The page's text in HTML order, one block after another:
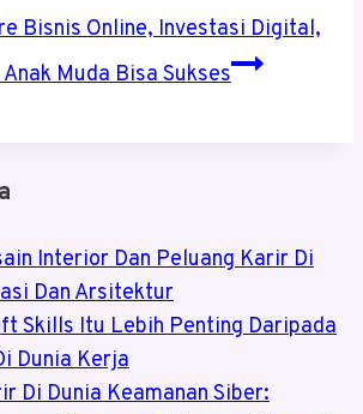
Bisnis Online, Investasi Digital,
Anak Muda Bisa Sukses
Interior Dan Peluang Karir Di
Dan Arsitektur
Skills Itu Lebih Penting Daripada
Dunia Kerja
Di Dunia Keamanan Siber: